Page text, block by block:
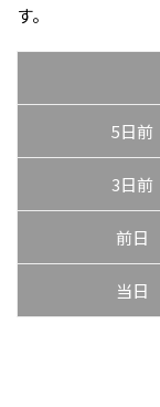
す。
5日前
3日前
前日
当日